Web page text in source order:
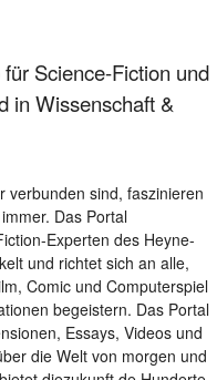
Science-Fiction und
in Wissenschaft &
verbunden sind, faszinieren
Das Portal
Experten des Heyne-
und richtet sich an alle,
Comic und Computerspiel
begeistern. Das Portal
Essays, Videos und
die Welt von morgen und